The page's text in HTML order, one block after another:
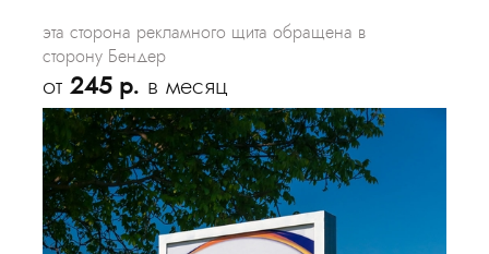
эта сторона рекламного щита обращена в
сторону Бендер
от 245 р. в месяц